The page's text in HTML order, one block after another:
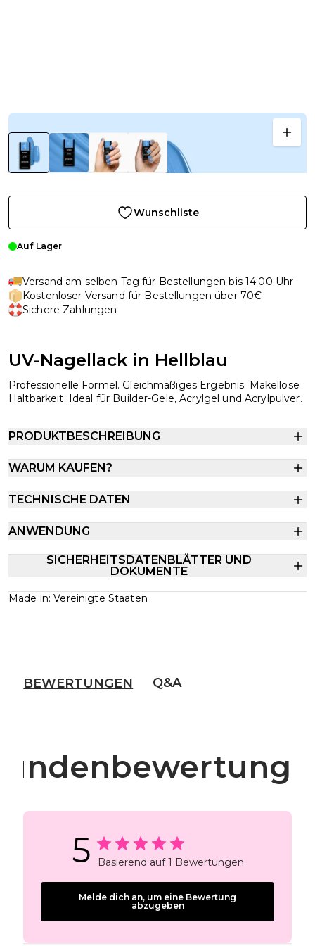
Wunschliste
Auf Lager
Versand am selben Tag für Bestellungen bis 14:00 Uhr
Kostenloser Versand für Bestellungen über 70€
Sichere Zahlungen
UV-Nagellack in Hellblau
Professionelle Formel. Gleichmäßiges Ergebnis. Makellose
Haltbarkeit. Ideal für Builder-Gele, Acrylgel und Acrylpulver.
PRODUKTBESCHREIBUNG
WARUM KAUFEN?
TECHNISCHE DATEN
ANWENDUNG
SICHERHEITSDATENBLÄTTER UND
DOKUMENTE
Made in: Vereinigte Staaten
BEWERTUNGEN Q&A
5 Basierend auf 1 Bewertungen
Melde dich an, um eine Bewertung
abzugeben